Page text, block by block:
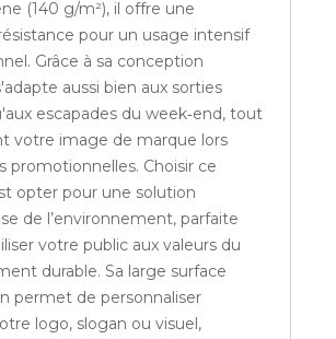
(140 g/m²), il offre une
pour un usage intensif
Grâce à sa conception
aussi bien aux sorties
escapades du week‑end, tout
votre image de marque lors
promotionnelles. Choisir ce
opter pour une solution
de l’environnement, parfaite
votre public aux valeurs du
durable. Sa large surface
permet de personnaliser
logo, slogan ou visuel,